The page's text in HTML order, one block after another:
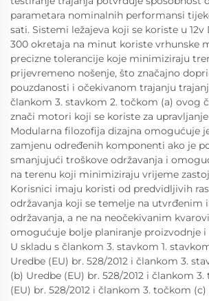
parametara nominalnih performansi
sati. Sistemi ležajeva koji se koriste u 12v
300 okretaja na minut koriste vrhunske
precizne tolerancije koje minimiziraju
prijevremeno nošenje, što značajno
pouzdanosti i očekivanom trajanju
člankom 3. stavkom 2. točkom (a) ovog
znači motori koji se koriste za
Modularna filozofija dizajna omogućuje
zamjenu određenih komponenti ako je
smanjujući troškove održavanja i
na terenu koji minimiziraju vrijeme
Korisnici imaju koristi od predvidljivih
održavanja koji se temelje na utvrđenim
održavanja, a ne na neočekivanim
omogućuje bolje planiranje proizvodnje
U skladu s člankom 3. stavkom 1.
Uredbe (EU) br. 528/2012 i člankom 3.
(b) Uredbe (EU) br. 528/2012 i člankom
(EU) br. 528/2012 i člankom 3. točkom (c)